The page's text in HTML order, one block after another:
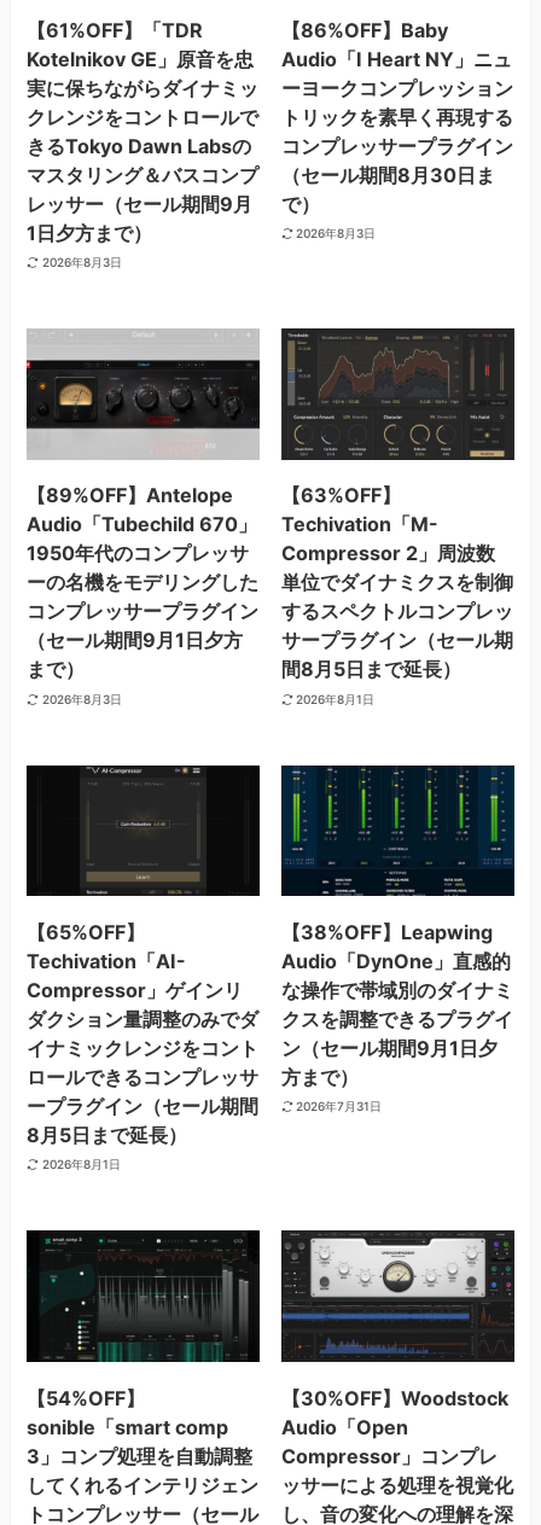
【61%OFF】「TDR
Kotelnikov GE」原音を忠
実に保ちながらダイナミッ
クレンジをコントロールで
きるTokyo Dawn Labsの
マスタリング＆バスコンプ
レッサー（セール期間9月
1日夕方まで）
2026年8月3日
【86%OFF】Baby
Audio「I Heart NY」ニュ
ーヨークコンプレッション
トリックを素早く再現する
コンプレッサープラグイン
（セール期間8月30日ま
で）
2026年8月3日
【89%OFF】Antelope
Audio「Tubechild 670」
1950年代のコンプレッサ
ーの名機をモデリングした
コンプレッサープラグイン
（セール期間9月1日夕方
まで）
2026年8月3日
【63%OFF】
Techivation「M-
Compressor 2」周波数
単位でダイナミクスを制御
するスペクトルコンプレッ
サープラグイン（セール期
間8月5日まで延長）
2026年8月1日
【65%OFF】
Techivation「AI-
Compressor」ゲインリ
ダクション量調整のみでダ
イナミックレンジをコント
ロールできるコンプレッサ
ープラグイン（セール期間
8月5日まで延長）
2026年8月1日
【38%OFF】Leapwing
Audio「DynOne」直感的
な操作で帯域別のダイナミ
クスを調整できるプラグイ
ン（セール期間9月1日夕
方まで）
2026年7月31日
【54%OFF】
sonible「smart comp
3」コンプ処理を自動調整
してくれるインテリジェン
トコンプレッサー（セール
【30%OFF】Woodstock
Audio「Open
Compressor」コンプレ
ッサーによる処理を視覚化
し、音の変化への理解を深